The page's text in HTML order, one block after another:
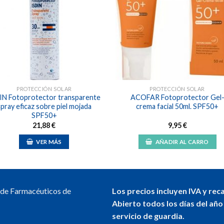
PROTECCIÓN SOLAR
Fotoprotector transparente
eficaz sobre piel mojada
SPF50+
21,88€
VER MÁS
a la
lista
PROTECCIÓN SOLAR
ACOFAR Fotoprotector Gel-
crema facial 50ml. SPF50+
9,95€
AÑADIR AL CARRO
Farmacéuticos de
Los precios incluyen IVA y
Abierto todos los días del
servicio de guardia.